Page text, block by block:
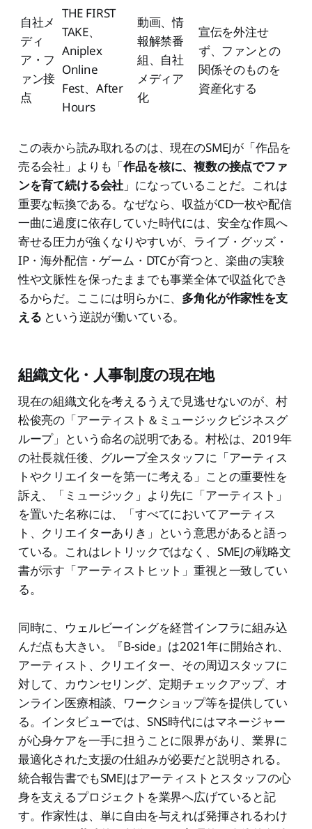
自社メ
ディ
ア・フ
ァン接
点
THE FIRST
TAKE、
Aniplex
Online
Fest、After
Hours
動画、情
報解禁番
組、自社
メディア
化
宣伝を外注せ
ず、ファンとの
関係そのものを
資産化する
この表から読み取れるのは、現在のSMEJが「作品を
売る会社」よりも「作品を核に、複数の接点でファ
ンを育て続ける会社 」になっていることだ。これは
重要な転換である。なぜなら、収益がCD一枚や配信
一曲に過度に依存していた時代には、安全な作風へ
寄せる圧力が強くなりやすいが、ライブ・グッズ・
IP・海外配信・ゲーム・DTCが育つと、楽曲の実験
性や文脈性を保ったままでも事業全体で収益化でき
るからだ。ここには明らかに、 多角化が作家性を支
える という逆説が働いている。
組織文化・人事制度の現在地
現在の組織文化を考えるうえで見逃せないのが、村
松俊亮の「アーティスト＆ミュージックビジネスグ
ループ」という命名の説明である。村松は、2019年
の社長就任後、グループ全スタッフに「アーティス
トやクリエイターを第一に考える」ことの重要性を
訴え、「ミュージック」より先に「アーティスト」
を置いた名称には、「すべてにおいてアーティス
ト、クリエイターありき」という意思があると語っ
ている。これはレトリックではなく、SMEJの戦略文
書が示す「アーティストヒット」重視と一致してい
る。
同時に、ウェルビーイングを経営インフラに組み込
んだ点も大きい。『B-side』は2021年に開始され、
アーティスト、クリエイター、その周辺スタッフに
対して、カウンセリング、定期チェックアップ、オ
ンライン医療相談、ワークショップ等を提供してい
る。インタビューでは、SNS時代にはマネージャー
が心身ケアを一手に担うことに限界があり、業界に
最適化された支援の仕組みが必要だと説明される。
統合報告書でもSMEJはアーティストとスタッフの心
身を支えるプロジェクトを業界へ広げていると記
す。作家性は、単に自由を与えれば発揮されるわけ